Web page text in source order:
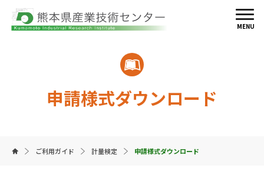
MENU
申請様式ダウンロード
ご利用ガイド 計量検定 申請様式ダウンロード